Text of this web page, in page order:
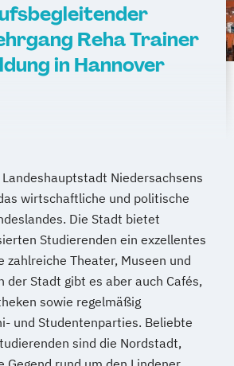
Reha Trainer
in Hannover
Niedersachsens
wirtschaftliche und politische
Die Stadt bietet
Studierenden ein exzellentes
zahlreiche Theater, Museen und
der Stadt gibt es aber auch Cafés,
sowie regelmäßig
und Studentenparties. Beliebte
sind die Nordstadt,